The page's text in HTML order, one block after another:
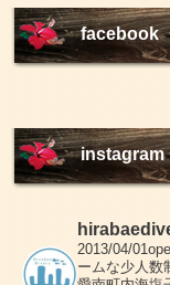
facebook
instagram
2013/04/
ームな少人数